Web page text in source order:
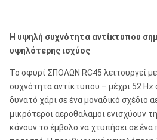
Η υψηλή συχνότητα αντίκτυπου
υψηλότερης ισχύος
Το σφυρί ΣΠΟΛΩΝ RC45 λειτουργεί
συχνότητα αντίκτυπου – μέχρι 52 Hz
δυνατό χάρι σε ένα μοναδικό σχέδιο
μικρότεροι αεροθάλαμοι ενισχύουν
κάνουν το έμβολο να χτυπήσει σε